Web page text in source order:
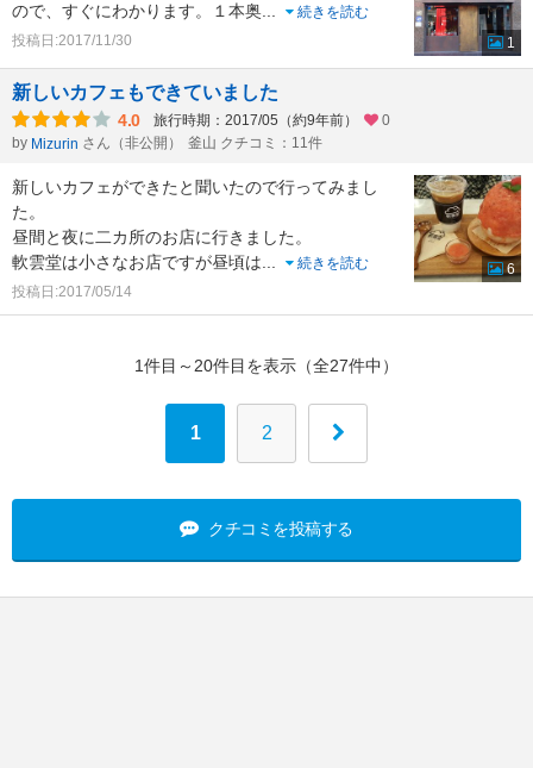
ので、すぐにわかります。１本奥
続きを読む
投稿日:2017/11/30
1
新しいカフェもできていました
4.0 旅行時期：2017/05（約9年前）
0
by Mizurin さん（非公開） 釜山 クチコミ：11件
新しいカフェができたと聞いたので行ってみまし
た。
昼間と夜に二カ所のお店に行きました。
軟雲堂は小さなお店ですが昼頃は
続きを読む
投稿日:2017/05/14
6
1件目～20件目を表示（全27件中）
1 2
クチコミを投稿する